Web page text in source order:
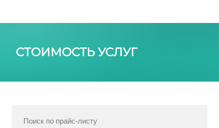
СТОИМОСТЬ УСЛУГ